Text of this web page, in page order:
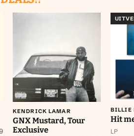
KENDRICK LAMAR
GNX Mustard, Tour
Exclusive
BILLIE
Hit
LP